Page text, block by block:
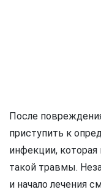
После
приступить к
инфекции,
такой травмы.
и начало лечения